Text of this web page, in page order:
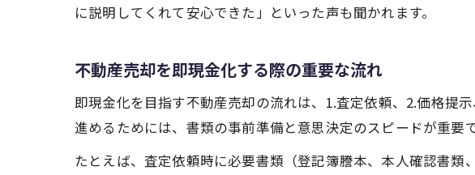
に説明してくれて安心できた」といった声も聞かれます。
不動産売却を即現金化する際の重要な流れ
即現金化を目指す不動産売却の流れは、1.査定依頼、2.価格提
進めるためには、書類の事前準備と意思決定のスピードが重要で
たとえば、査定依頼時に必要書類（登記簿謄本、本人確認書